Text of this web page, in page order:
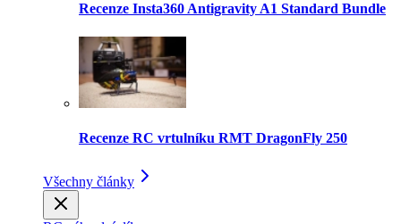
Recenze Insta360 Antigravity A1 Standard Bundle
Recenze RC vrtulníku RMT DragonFly 250
Všechny články